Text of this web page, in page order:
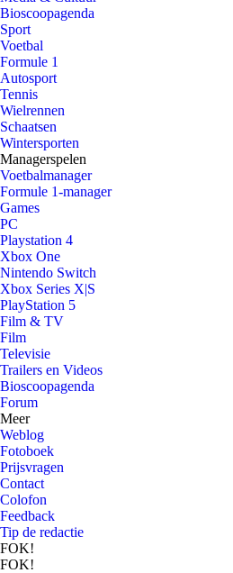
Bioscoopagenda
Sport
Voetbal
Formule 1
Autosport
Tennis
Wielrennen
Schaatsen
Wintersporten
Managerspelen
Voetbalmanager
Formule 1-manager
Games
PC
Playstation 4
Xbox One
Nintendo Switch
Xbox Series X|S
PlayStation 5
Film & TV
Film
Televisie
Trailers en Videos
Bioscoopagenda
Forum
Meer
Weblog
Fotoboek
Prijsvragen
Contact
Colofon
Feedback
Tip de redactie
FOK!
FOK!